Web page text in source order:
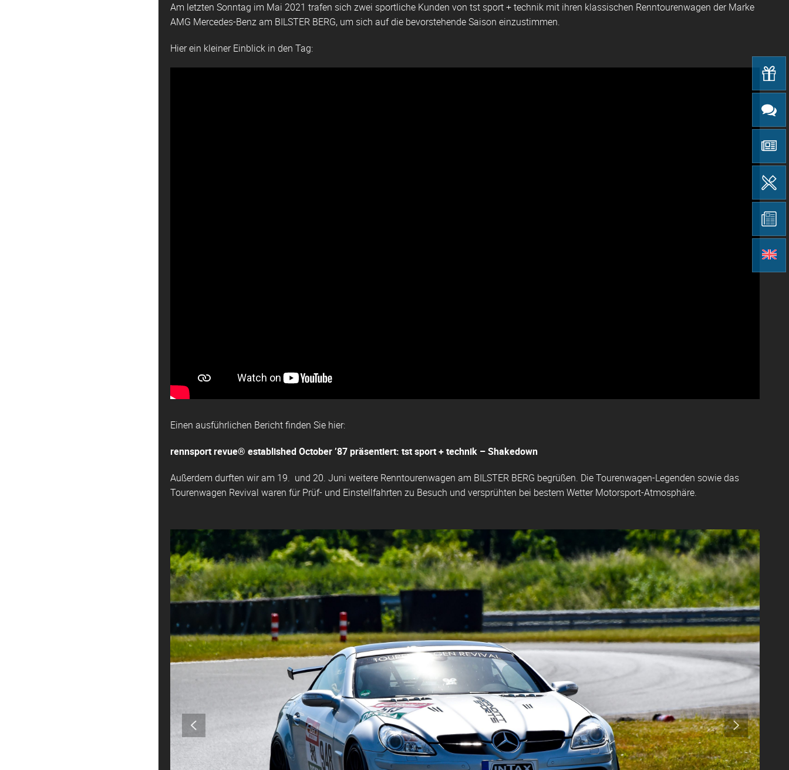
Am letzten Sonntag im Mai 2021 trafen sich zwei sportliche Kunden von tst sport + technik mit ihren klassischen Renntourenwagen der Marke
AMG Mercedes-Benz am BILSTER BERG, um sich auf die bevorstehende Saison einzustimmen.
Hier ein kleiner Einblick in den Tag:
Einen ausführlichen Bericht finden Sie hier:
rennsport revue® established October ’87 präsentiert: tst sport + technik – Shakedown
Außerdem durften wir am 19. und 20. Juni weitere Renntourenwagen am BILSTER BERG begrüßen. Die Tourenwagen-Legenden sowie das
Tourenwagen Revival waren für Prüf- und Einstellfahrten zu Besuch und versprühten bei bestem Wetter Motorsport-Atmosphäre.